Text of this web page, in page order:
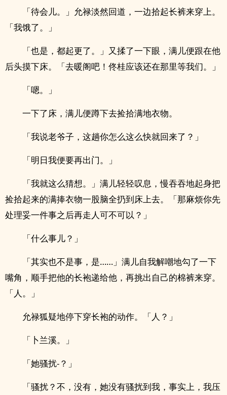
「待会儿。」允禄淡然回道，一边拾起长裤来穿上。
「我饿了。」
「也是，都起更了。」又揉了一下眼，满儿便跟在他
后头摸下床。「去暖阁吧！佟桂应该还在那里等我们。」
「嗯。」
一下了床，满儿便蹲下去捡拾满地衣物。
「我说老爷子，这趟你怎么这么快就回来了？」
「明日我便要再出门。」
「我就这么猜想。」满儿轻轻叹息，慢吞吞地起身把
捡拾起来的满捧衣物一股脑全扔到床上去。「那麻烦你先
处理妥一件事之后再走人可不可以？」
「什么事儿？」
「其实也不是事，是……」满儿自我解嘲地勾了一下
嘴角，顺手把他的长袍递给他，再挑出自己的棉裤来穿。
「人。」
允禄狐疑地停下穿长袍的动作。「人？」
「卜兰溪。」
「她骚扰-？」
「骚扰？不，没有，她没有骚扰到我，事实上，我压